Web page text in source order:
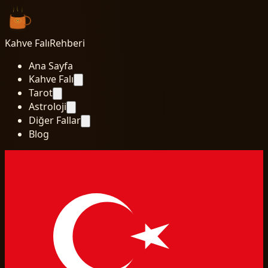
Kahve FalıRehberi
Ana Sayfa
Kahve Falı
Tarot
Astroloji
Diğer Fallar
Blog